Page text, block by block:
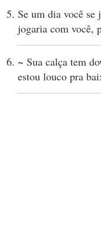
Se um dia você se
jogaria com você,
~ Sua calça tem
estou louco pra